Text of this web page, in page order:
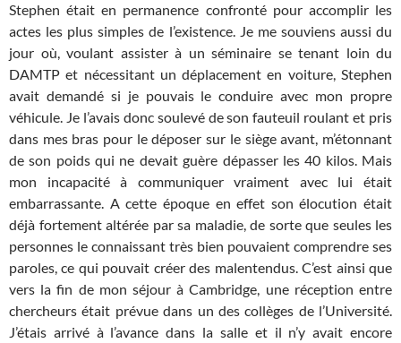
Stephen était en permanence confronté pour accomplir les
actes les plus simples de l’existence. Je me souviens aussi du
jour où, voulant assister à un séminaire se tenant loin du
DAMTP et nécessitant un déplacement en voiture, Stephen
avait demandé si je pouvais le conduire avec mon propre
véhicule. Je l’avais donc soulevé de son fauteuil roulant et pris
dans mes bras pour le déposer sur le siège avant, m’étonnant
de son poids qui ne devait guère dépasser les 40 kilos. Mais
mon incapacité à communiquer vraiment avec lui était
embarrassante. A cette époque en effet son élocution était
déjà fortement altérée par sa maladie, de sorte que seules les
personnes le connaissant très bien pouvaient comprendre ses
paroles, ce qui pouvait créer des malentendus.C’est ainsi que
vers la fin de mon séjour à Cambridge, une réception entre
chercheurs était prévue dans un des collèges de l’Université.
J’étais arrivé à l’avance dans la salle et il n’y avait encore